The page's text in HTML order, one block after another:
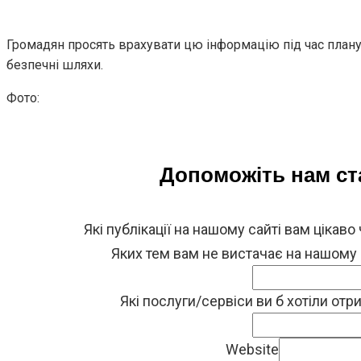
Громадян просять врахувати цю інформацію під час
безпечні шляхи.
Фото:
Допоможіть нам
Які публікації на нашому сайті вам цікаво
Яких тем вам не вистачає на нашому
Які послуги/сервіси ви б хотіли
Website